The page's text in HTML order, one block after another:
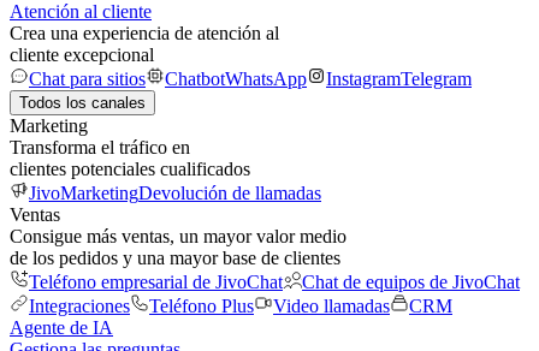
Atención al cliente
Crea una experiencia de atención al
cliente excepcional
Chat para sitios
ChatbotWhatsApp InstagramTelegram
Todos los canales
Marketing
Transforma el tráfico en
clientes potenciales cualificados
JivoMarketingDevolución de llamadas
Ventas
Consigue más ventas, un mayor valor medio
de los pedidos y una mayor base de clientes
Teléfono empresarial de JivoChat
Chat de equipos de JivoChat
Integraciones
Teléfono Plus Video llamadas
CRM
Agente de IA